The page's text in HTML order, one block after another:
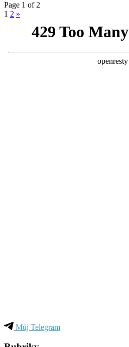
Page 1 of 2
1 2 »
Můj Telegram